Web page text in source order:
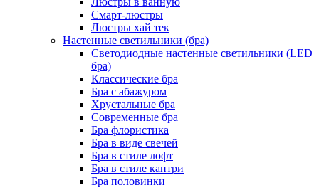
Смарт-люстры
Люстры хай тек
Настенные светильники (бра)
Светодиодные настенные светильники (LED
бра)
Классические бра
Бра с абажуром
Хрустальные бра
Современные бра
Бра флористика
Бра в виде свечей
Бра в стиле лофт
Бра в стиле кантри
Бра половинки